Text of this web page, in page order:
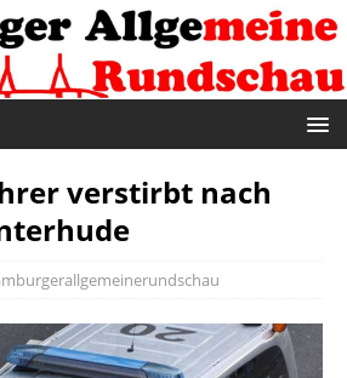
verstirbt nach